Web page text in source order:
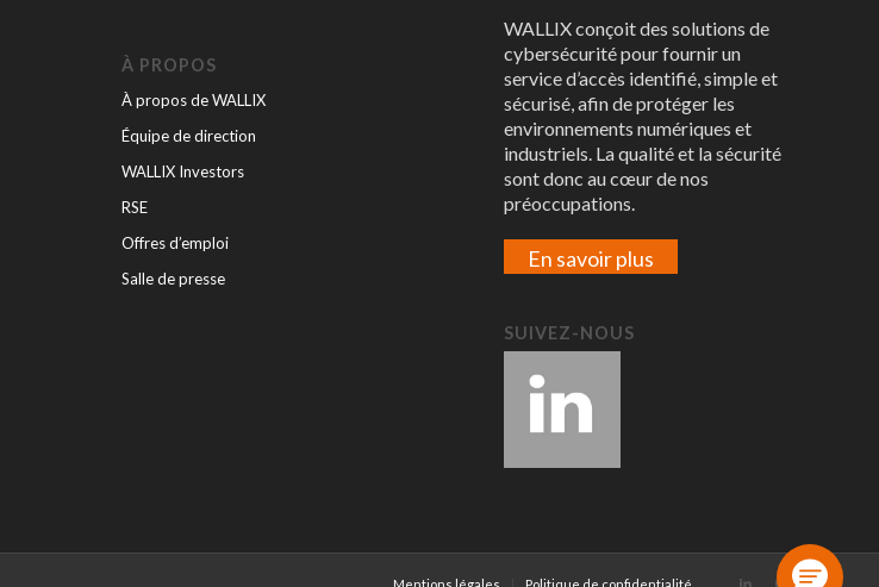
À PROPOS
À propos de WALLIX
Équipe de direction
WALLIX Investors
RSE
Offres d’emploi
Salle de presse
WALLIX conçoit des solutions de
cybersécurité pour fournir un
service d’accès identifié, simple et
sécurisé, afin de protéger les
environnements numériques et
industriels. La qualité et la sécurité
sont donc au cœur de nos
préoccupations.
En savoir plus
SUIVEZ-NOUS
Mentions légales Politique de confidentialité